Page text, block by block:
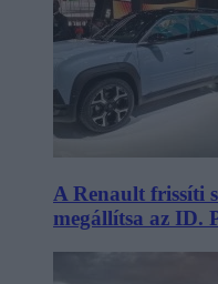
A Renault frissíti
megállítsa az ID.